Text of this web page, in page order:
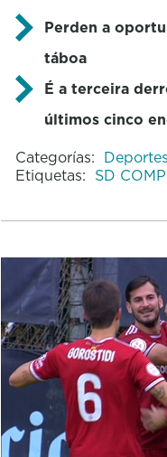
Perden a
táboa
É a terceira
últimos cinco
Categorías: Deportes
Etiquetas: SD